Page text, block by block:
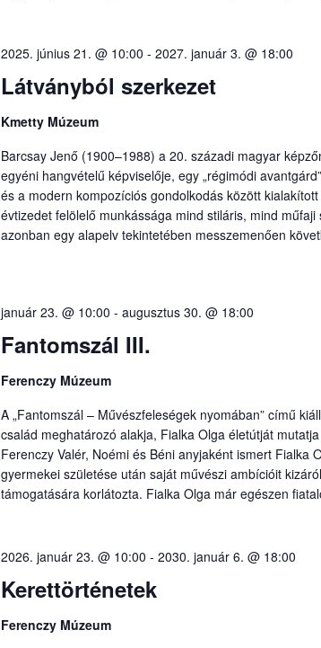
Látványból szerkezet
2025. június 21. @ 10:00 - 2027. január 3. @ 18:00
Kmetty Múzeum
Barcsay Jenő (1900–1988) a 20. századi magyar
egyéni hangvételű képviselője, egy „régimódi
és a modern kompozíciós gondolkodás között
évtizedet felölelő munkássága mind stiláris, mind
azonban egy alapelv tekintetében messzemenően
Fantomszál III.
január 23. @ 10:00 - augusztus 30. @ 18:00
Ferenczy Múzeum
A „Fantomszál – Művészfeleségek nyomában” című
család meghatározó alakja, Fialka Olga életútját
Ferenczy Valér, Noémi és Béni anyjaként ismert Fialka
gyermekei születése után saját művészi ambícióit
támogatására korlátozta. Fialka Olga már egészen
Kerettörténetek
2026. január 23. @ 10:00 - 2030. január 6. @ 18:00
Ferenczy Múzeum